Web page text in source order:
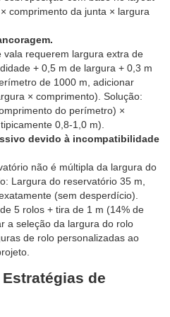
comprimento da junta × largura
requerem largura extra de
+ 0,5 m de largura + 0,3 m
de 1000 m, adicionar
× comprimento). Solução:
do perímetro) ×
0,8-1,0 m).
devido à incompatibilidade
não é múltipla da largura do
Largura do reservatório 35 m,
(sem desperdício).
5 rolos + tira de 1 m (14% de
a seleção da largura do rolo
de rolo personalizadas ao
de